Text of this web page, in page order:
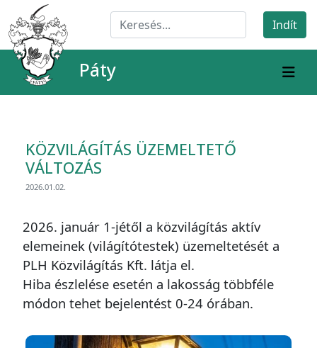
Páty
KÖZVILÁGÍTÁS ÜZEMELTETŐ
VÁLTOZÁS
2026.01.02.
2026. január 1-jétől a közvilágítás aktív
elemeinek (világítótestek) üzemeltetését a
PLH Közvilágítás Kft. látja el.
Hiba észlelése esetén a lakosság többféle
módon tehet bejelentést 0-24 órában.